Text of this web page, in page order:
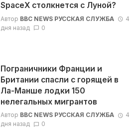
SpaceX столкнется с Луной?
Автор BBC NEWS РУССКАЯ СЛУЖБА
4
дня назад
0
Пограничники Франции и
Британии спасли с горящей в
Ла-Манше лодки 150
нелегальных мигрантов
Автор BBC NEWS РУССКАЯ СЛУЖБА
4
дня назад
0